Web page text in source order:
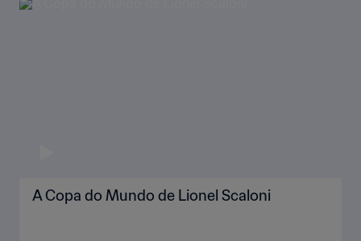
A Copa do Mundo de Lionel Scaloni